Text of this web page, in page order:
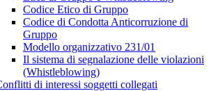
Codice Etico di Gruppo
Codice di Condotta Anticorruzione di
Gruppo
Modello organizzativo 231/01
Il sistema di segnalazione delle violazioni
(Whistleblowing)
di interessi soggetti collegati